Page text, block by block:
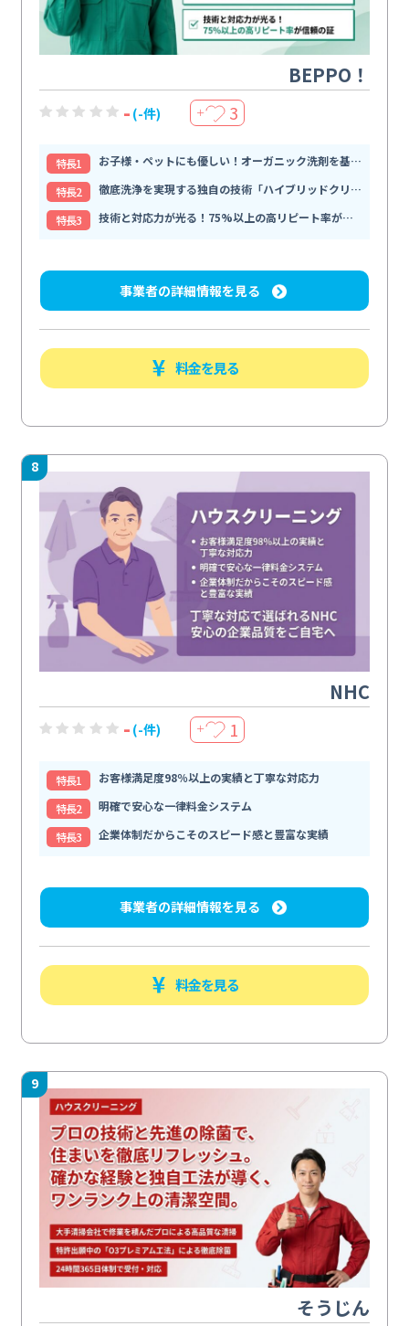
BEPPO！
- (-件) ＋ 3
特⻑1
お子様・ペットにも優しい！オーガニック洗剤を基軸とした安全な
特⻑2
徹底洗浄を実現する独自の技術「ハイブリッドクリーニング」
特⻑3
技術と対応力が光る！75%以上の高リピート率が信頼の証
事業者の詳細情報を見る
料金を見る
8
NHC
- (-件) ＋ 1
特⻑1
お客様満足度98％以上の実績と丁寧な対応力
特⻑2
明確で安心な一律料金システム
特⻑3
企業体制だからこそのスピード感と豊富な実績
事業者の詳細情報を見る
料金を見る
9
そうじん